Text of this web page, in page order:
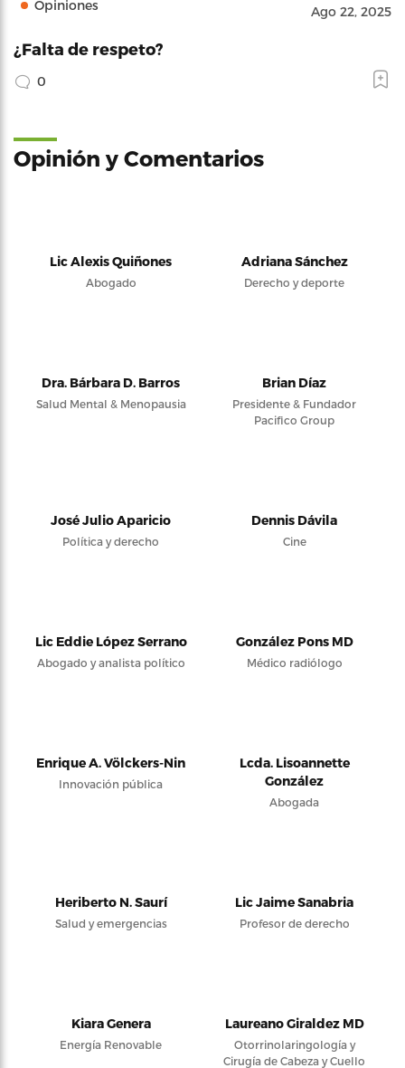
Opiniones Ago 22, 2025
¿Falta de respeto?
0
Opinión y Comentarios
Lic Alexis Quiñones
Abogado
Adriana Sánchez
Derecho y deporte
Dra. Bárbara D. Barros
Salud Mental & Menopausia
Brian Díaz
Presidente & Fundador
Pacifico Group
José Julio Aparicio
Política y derecho
Dennis Dávila
Cine
Lic Eddie López Serrano
Abogado y analista político
González Pons MD
Médico radiólogo
Enrique A. Völckers-Nin
Innovación pública
Lcda. Lisoannette
González
Abogada
Heriberto N. Saurí
Salud y emergencias
Lic Jaime Sanabria
Profesor de derecho
Kiara Genera
Energía Renovable
Laureano Giraldez MD
Otorrinolaringología y
Cirugía de Cabeza y Cuello